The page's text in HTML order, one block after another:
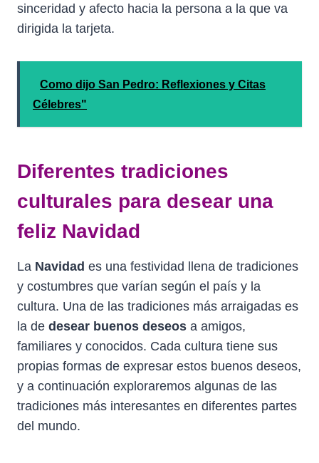
sinceridad y afecto hacia la persona a la que va
dirigida la tarjeta.
Como dijo San Pedro: Reflexiones y Citas
Célebres"
Diferentes tradiciones
culturales para desear una
feliz Navidad
La Navidad es una festividad llena de tradiciones
y costumbres que varían según el país y la
cultura. Una de las tradiciones más arraigadas es
la de desear buenos deseos a amigos,
familiares y conocidos. Cada cultura tiene sus
propias formas de expresar estos buenos deseos,
y a continuación exploraremos algunas de las
tradiciones más interesantes en diferentes partes
del mundo.